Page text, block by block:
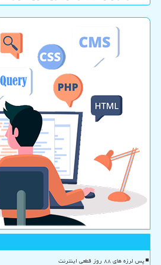
پس لرزه های ۸۸ روز قطعی اینترنت